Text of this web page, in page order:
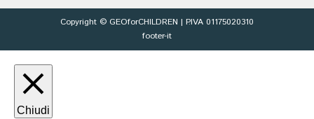
Copyright © GEOforCHILDREN | P.IVA 01175020310
footer-it
Chiudi